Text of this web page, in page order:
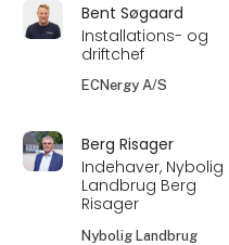
Bent Søgaard
Installations- og
driftchef​
ECNergy A/S
Berg Risager
Indehaver, Nybolig
Landbrug Berg
Risager
Nybolig Landbrug